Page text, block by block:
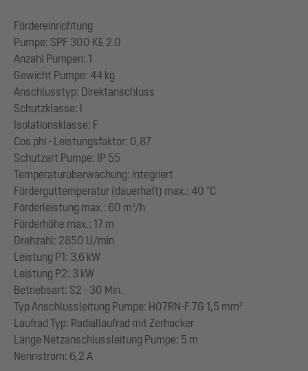
Fördereinrichtung
Pumpe: SPF 300 KE 2.0
Anzahl Pumpen: 1
Gewicht Pumpe: 44 kg
Anschlusstyp: Direktanschluss
Schutzklasse: I
Isolationsklasse: F
Cos phi - Leistungsfaktor: 0,87
Schutzart Pumpe: IP 55
Temperaturüberwachung: integriert
Förderguttemperatur (dauerhaft) max.: 40 °C
Förderleistung max.: 60 m³/h
Förderhöhe max.: 17 m
Drehzahl: 2850 U/min
Leistung P1: 3,6 kW
Leistung P2: 3 kW
Betriebsart: S2 - 30 Min.
Typ Anschlussleitung Pumpe: H07RN-F 7G 1,5 mm²
Laufrad Typ: Radiallaufrad mit Zerhacker
Länge Netzanschlussleitung Pumpe: 5 m
Nennstrom: 6,2 A